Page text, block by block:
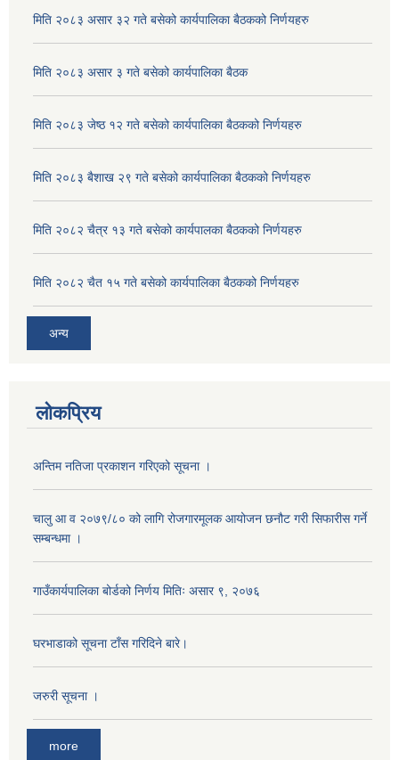
मिति २०८३ असार ३२ गते बसेको कार्यपालिका बैठकको निर्णयहरु
मिति २०८३ असार ३ गते बसेको कार्यपालिका बैठक
मिति २०८३ जेष्ठ १२ गते बसेको कार्यपालिका बैठकको निर्णयहरु
मिति २०८३ बैशाख २९ गते बसेको कार्यपालिका बैठकको निर्णयहरु
मिति २०८२ चैत्र १३ गते बसेको कार्यपालका बैठकको निर्णयहरु
मिति २०८२ चैत १५ गते बसेको कार्यपालिका बैठकको निर्णयहरु
अन्य
लोकप्रिय
अन्तिम नतिजा प्रकाशन गरिएको सूचना ।
चालु आ व २०७९/८० को लागि रोजगारमूलक आयोजन छनौट गरी सिफारीस गर्ने
सम्बन्धमा ।
गाउँकार्यपालिका बोर्डको निर्णय मितिः असार ९, २०७६
घरभाडाको सूचना टाँस गरिदिने बारे।
जरुरी सूचना ।
more